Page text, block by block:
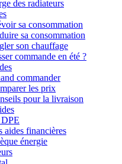
des radiateurs
sa consommation
sa consommation
son chauffage
commande en été ?
commander
les prix
pour la livraison
aides financières
énergie